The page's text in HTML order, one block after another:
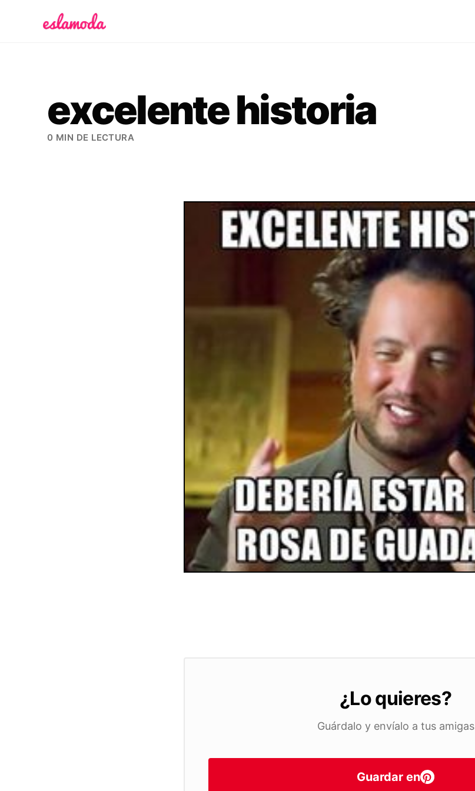
excelente historia
0 MIN DE LECTURA
¿Lo quieres?
Guárdalo y envíalo a tus amigas
Guardar en